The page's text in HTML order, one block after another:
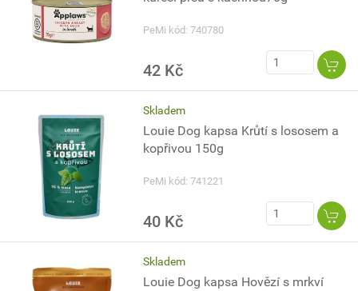
PeMi kód: 740780
42 Kč
Skladem
Louie Dog kapsa Krůtí s lososem a
kopřivou 150g
PeMi kód: 741221
40 Kč
Skladem
Louie Dog kapsa Hovězí s mrkví